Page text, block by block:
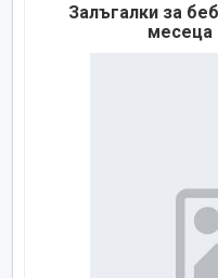
Залъгалки за
месеца